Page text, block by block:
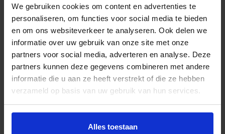
We gebruiken cookies om content en advertenties te
personaliseren, om functies voor social media te bieden
en om ons websiteverkeer te analyseren. Ook delen we
informatie over uw gebruik van onze site met onze
partners voor social media, adverteren en analyse. Deze
partners kunnen deze gegevens combineren met andere
informatie die u aan ze heeft verstrekt of die ze hebben
verzameld op basis van uw gebruik van hun services.
Alles toestaan
3771NR Barneveld
Route
Gerelateerde aanbieders